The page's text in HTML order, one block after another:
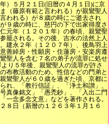
）５月２１日(旧暦の４月１日)に京
（藤原有範と言われる）が親鸞聖人
われる）が８歳の時にご逝去され
９歳の時に、慈円の下で出家得度さ
元年（１２０１年）の春頃、親鸞聖
籠される。その後、吉水の法然上人
建永２年（１２０７年）、後鳥羽上
善綽房・性願房・住蓮房・安楽房遵
聖人を含む７名の弟子が流罪に処せ
り５年後、親鸞聖人の流罪が許さ
布教活動のため、性信などの門弟と
鸞聖人が６０歳を過ぎた頃、京都に
れ、「教行信証」、「浄土和讃」、
真像銘文」「愚禿鈔」、「入出二門
一念多念文意」などを著作される。
８日（新暦の１２６３年１月１６